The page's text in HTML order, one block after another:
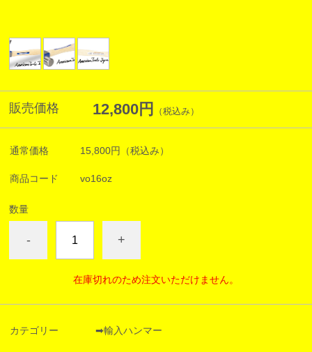
販売価格 12,800円 （税込み）
通常価格 15,800円 （税込み）
商品コード vo16oz
数量
- +
在庫切れのため注文いただけません。
カテゴリー ➡輸入ハンマー